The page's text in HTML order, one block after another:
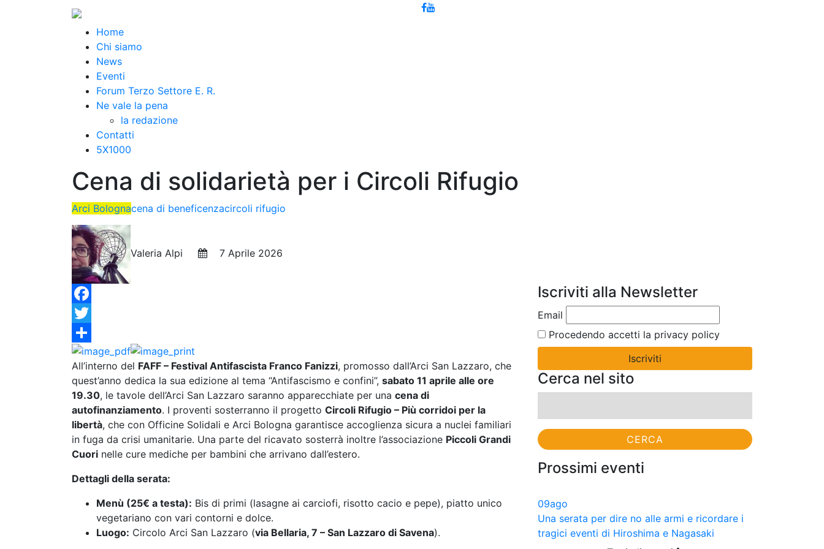
Home
Chi siamo
News
Eventi
Forum Terzo Settore E. R.
Ne vale la pena
la redazione
Contatti
5X1000
Cena di solidarietà per i Circoli Rifugio
Arci Bolognacena di beneficenzacircoli rifugio
Valeria Alpi 7 Aprile 2026
Facebook
Twitter
Condividi
All’interno del FAFF – Festival Antifascista Franco Fanizzi, promosso dall’Arci San Lazzaro, che
quest’anno dedica la sua edizione al tema “Antifascismo e confini”, sabato 11 aprile alle ore
19.30, le tavole dell’Arci San Lazzaro saranno apparecchiate per una cena di
autofinanziamento. I proventi sosterranno il progetto Circoli Rifugio – Più corridoi per la
libertà, che con Officine Solidali e Arci Bologna garantisce accoglienza sicura a nuclei familiari
in fuga da crisi umanitarie. Una parte del ricavato sosterrà inoltre l’associazione Piccoli Grandi
Cuori nelle cure mediche per bambini che arrivano dall’estero.
Dettagli della serata:
Menù (25€ a testa): Bis di primi (lasagne ai carciofi, risotto cacio e pepe), piatto unico
vegetariano con vari contorni e dolce.
Luogo: Circolo Arci San Lazzaro (via Bellaria, 7 – San Lazzaro di Savena).
Iscriviti alla Newsletter
Email
Procedendo accetti la privacy policy
Cerca nel sito
Prossimi eventi
09ago
Una serata per dire no alle armi e ricordare i
tragici eventi di Hiroshima e Nagasaki